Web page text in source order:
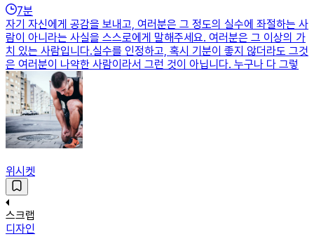
7분
자기 자신에게 공감을 보내고, 여러분은 그 정도의 실수에 좌절하는 사
람이 아니라는 사실을 스스로에게 말해주세요. 여러분은 그 이상의 가
치 있는 사람입니다.실수를 인정하고, 혹시 기분이 좋지 않더라도 그것
은 여러분이 나약한 사람이라서 그런 것이 아닙니다. 누구나 다 그렇
위시켓
스크랩
디자인